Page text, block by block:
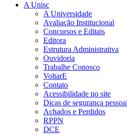
A Unisc
A Universidade
Avaliação Institucional
Concursos e Editais
Editora
Estrutura Administrativa
Ouvidoria
Trabalhe Conosco
VoltarE
Contato
Acessibilidade no site
Dicas de segurança
Achados e Perdidos
RPPN
DCE